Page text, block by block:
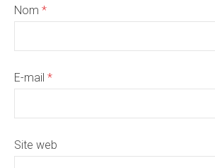
Nom *
E-mail *
Site web